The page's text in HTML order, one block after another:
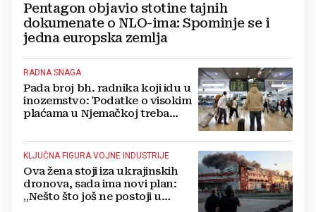
Pentagon objavio stotine tajnih
dokumenate o NLO-ima: Spominje se i
jedna europska zemlja
RADNA SNAGA
Pada broj bh. radnika koji idu u
inozemstvo: 'Podatke o visokim
plaćama u Njemačkoj treba
KLJUČNA FIGURA VOJNE INDUSTRIJE
Ova žena stoji iza ukrajinskih
dronova, sada ima novi plan:
„Nešto što još ne postoji u